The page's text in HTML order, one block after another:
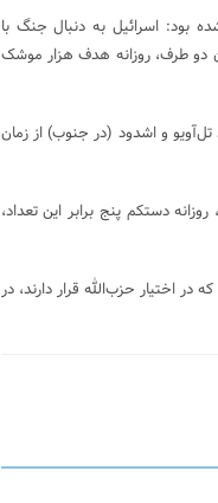
بود: اسرائیل به دنبال جنگ با
دو طرف، روزانه هدف هزار موشک
و اشدود (در جنوب) از زمان
دستکم پنج برابر این تعداد،
اختیار حزب‌الله قرار دارند، در